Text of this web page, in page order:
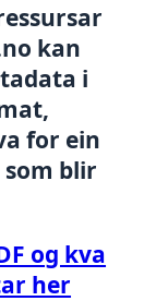
kan
i
for ein
som blir
og kva
her